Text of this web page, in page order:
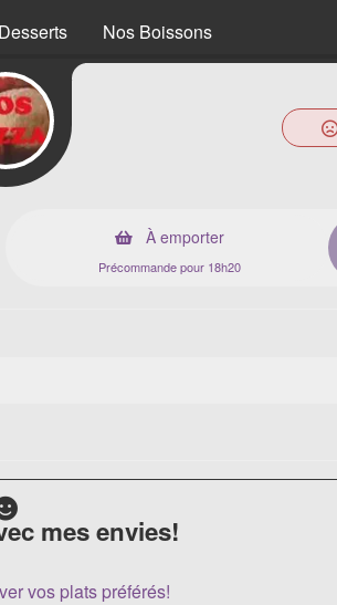
Nos Boissons
À emporter
Précommande pour 18h20
mes envies!
vos plats préférés!